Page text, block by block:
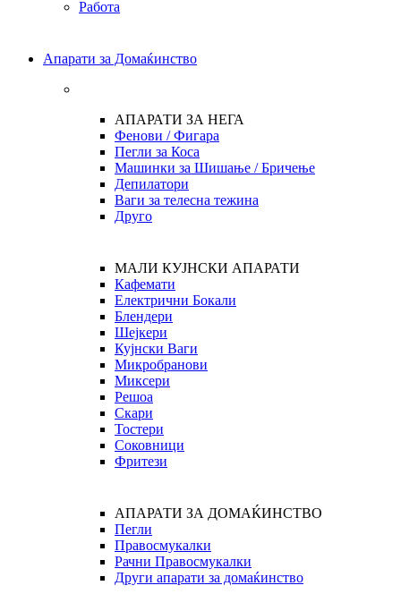
Работа
Апарати за Домаќинство
АПАРАТИ ЗА НЕГА
Фенови / Фигара
Пегли за Коса
Машинки за Шишање / Бричење
Депилатори
Ваги за телесна тежина
Друго
МАЛИ КУЈНСКИ АПАРАТИ
Кафемати
Електрични Бокали
Блендери
Шејкери
Кујнски Ваги
Микробранови
Миксери
Решоа
Скари
Тостери
Соковници
Фритези
АПАРАТИ ЗА ДОМАЌИНСТВО
Пегли
Правосмукалки
Рачни Правосмукалки
Други апарати за домаќинство